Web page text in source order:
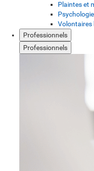
Plaintes et
Volontaires
Professionnels
Professionnels